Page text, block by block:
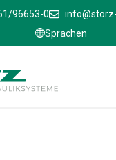
96653-0
Sprachen